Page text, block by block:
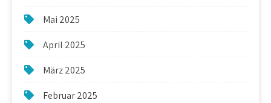
Mai 2025
April 2025
März 2025
Februar 2025